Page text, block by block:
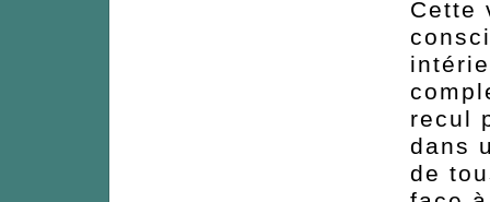
Cette
recul
dans
de